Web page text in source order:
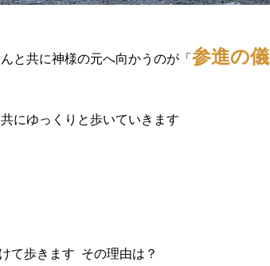
と共に神様の元へ向かうのが「参進の儀
にゆっくりと歩いていきます
て歩きます  その理由は？